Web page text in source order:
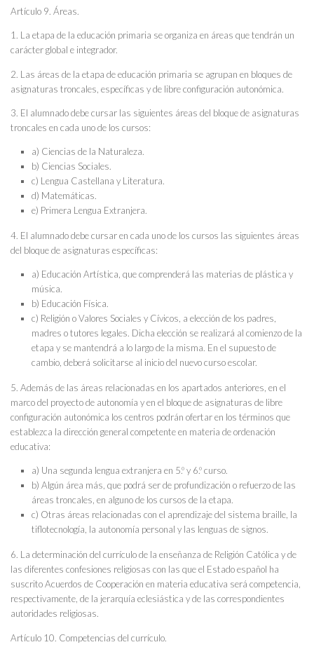
Artículo 9. Áreas.
1. La etapa de la educación primaria se organiza en áreas que tendrán un
carácter global e integrador.
2. Las áreas de la etapa de educación primaria se agrupan en bloques de
asignaturas troncales, específicas y de libre configuración autonómica.
3. El alumnado debe cursar las siguientes áreas del bloque de asignaturas
troncales en cada uno de los cursos:
a) Ciencias de la Naturaleza.
b) Ciencias Sociales.
c) Lengua Castellana y Literatura.
d) Matemáticas.
e) Primera Lengua Extranjera.
4. El alumnado debe cursar en cada uno de los cursos las siguientes áreas
del bloque de asignaturas específicas:
a) Educación Artística, que comprenderá las materias de plástica y
música.
b) Educación Física.
c) Religión o Valores Sociales y Cívicos, a elección de los padres,
madres o tutores legales. Dicha elección se realizará al comienzo de la
etapa y se mantendrá a lo largo de la misma. En el supuesto de
cambio, deberá solicitarse al inicio del nuevo curso escolar.
5. Además de las áreas relacionadas en los apartados anteriores, en el
marco del proyecto de autonomía y en el bloque de asignaturas de libre
configuración autonómica los centros podrán ofertar en los términos que
establezca la dirección general competente en materia de ordenación
educativa:
a) Una segunda lengua extranjera en 5.º y 6.º curso.
b) Algún área más, que podrá ser de profundización o refuerzo de las
áreas troncales, en alguno de los cursos de la etapa.
c) Otras áreas relacionadas con el aprendizaje del sistema braille, la
tiflotecnología, la autonomía personal y las lenguas de signos.
6. La determinación del currículo de la enseñanza de Religión Católica y de
las diferentes confesiones religiosas con las que el Estado español ha
suscrito Acuerdos de Cooperación en materia educativa será competencia,
respectivamente, de la jerarquía eclesiástica y de las correspondientes
autoridades religiosas.
Artículo 10. Competencias del currículo.